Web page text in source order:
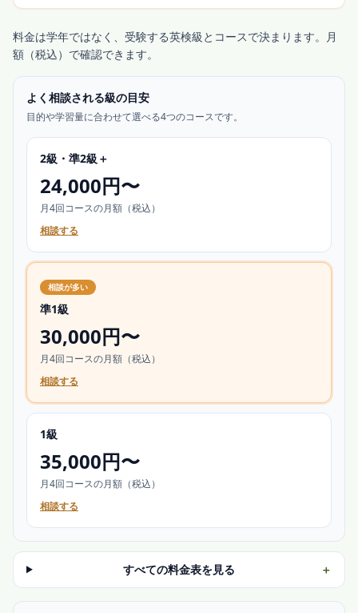
料金は学年ではなく、受験する英検級とコースで決まります。月
額（税込）で確認できます。
よく相談される級の目安
目的や学習量に合わせて選べる4つのコースです。
2級・準2級＋
24,000円〜
月4回コースの月額（税込）
相談する
相談が多い
準1級
30,000円〜
月4回コースの月額（税込）
相談する
1級
35,000円〜
月4回コースの月額（税込）
相談する
すべての料金表を見る ＋